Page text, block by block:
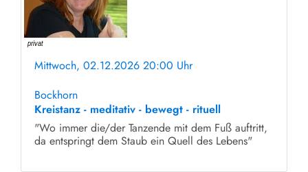
Mittwoch, 02.12.2026 20:00 Uhr
Bockhorn
Kreistanz - meditativ - bewegt - rituell
"Wo immer die/der Tanzende mit dem Fuß auftritt,
da entspringt dem Staub ein Quell des Lebens"